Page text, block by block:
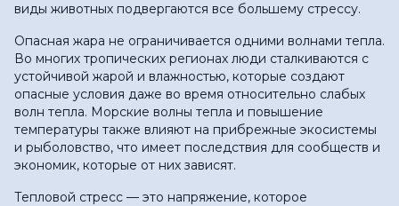
виды животных подвергаются все большему стрессу.
Опасная жара не ограничивается одними волнами тепла.
Во многих тропических регионах люди сталкиваются с
устойчивой жарой и влажностью, которые создают
опасные условия даже во время относительно слабых
волн тепла. Морские волны тепла и повышение
температуры также влияют на прибрежные экосистемы
и рыболовство, что имеет последствия для сообществ и
экономик, которые от них зависят.
Тепловой стресс — это напряжение, которое